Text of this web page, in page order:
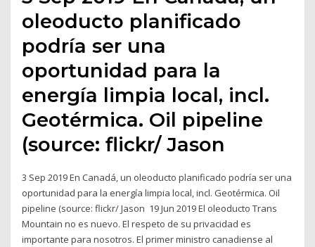
oleoducto planificado
podría ser una
oportunidad para la
energía limpia local, incl.
Geotérmica. Oil pipeline
(source: flickr/ Jason
3 Sep 2019 En Canadá, un oleoducto planificado podría ser una
oportunidad para la energía limpia local, incl. Geotérmica. Oil
pipeline (source: flickr/ Jason 19 Jun 2019 El oleoducto Trans
Mountain no es nuevo. El respeto de su privacidad es
importante para nosotros. El primer ministro canadiense al